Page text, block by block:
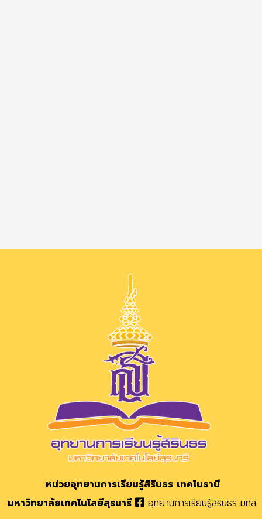
หน่วยอุทยานการเรียนรู้สิรินธร เทคโนธานี
มหาวิทยาลัยเทคโนโลยีสุรนารี
อุทยานการเรียนรู้สิรินธร มทส.